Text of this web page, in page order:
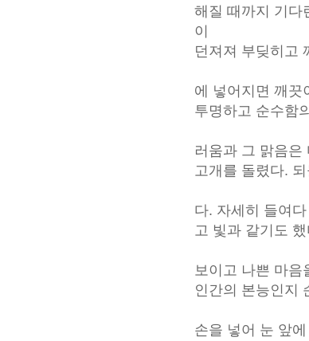
해질 때까지 기다
이
던져져 부딪히고
에 넣어지면 깨끗
투명하고 순수함
러움과 그 맑음은
고개를 돌렸다.
다. 자세히 들여
고 빛과 같기도
보이고 나쁜 마음
인간의 본능인지
손을 넣어 눈 앞